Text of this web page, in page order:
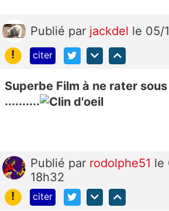
Publié par jackdel le 05/
!
citer
Superbe Film à ne rater
..........
Publié par rodolphe51 le
18h32
!
citer